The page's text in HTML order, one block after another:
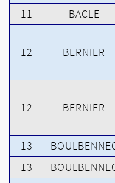
11
BACLE
12 BERNIER
12 BERNIER
13
13